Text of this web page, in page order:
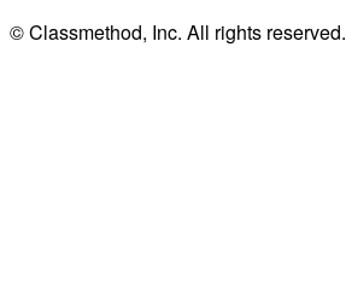
© Classmethod, Inc. All rights reserved.